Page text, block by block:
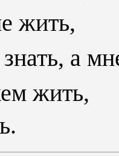
жить,
знать,
жить,